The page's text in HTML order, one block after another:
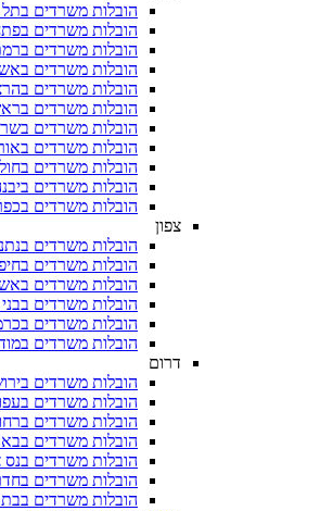
הובלות משרדים
הובלות משרדים
הובלות משרדים
הובלות משרדים
הובלות משרדים
הובלות משרדים
הובלות משרדים
הובלות משרדים
הובלות משרדים
הובלות משרדים
הובלות משרדים
צפון
הובלות משרדים
הובלות משרדים
הובלות משרדים
הובלות משרדים
הובלות משרדים
הובלות משרדים
דרום
הובלות משרדים
הובלות משרדים
הובלות משרדים
הובלות משרדים
הובלות משרדים בנס
הובלות משרדים
הובלות משרדים בבת